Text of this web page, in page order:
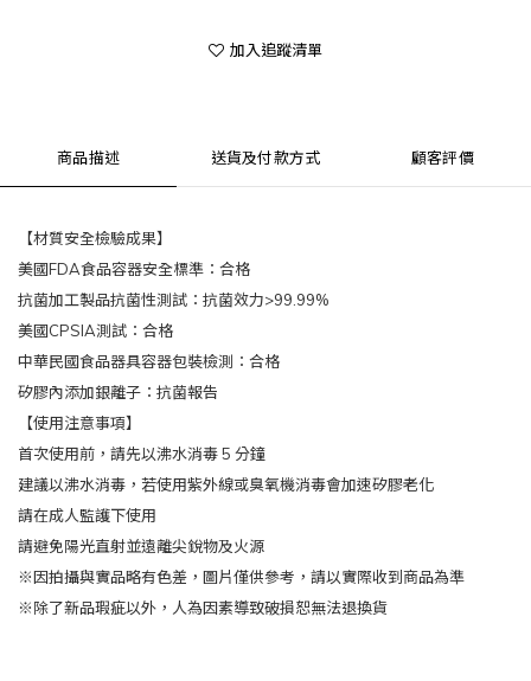
加入追蹤清單
商品描述 送貨及付款方式 顧客評價
【材質安全檢驗成果】
美國FDA食品容器安全標準：合格
抗菌加工製品抗菌性測試：抗菌效力>99.99%
美國CPSIA測試：合格
中華民國食品器具容器包裝檢測：合格
矽膠內添加銀離子：抗菌報告
【使用注意事項】
首次使用前，請先以沸水消毒 5 分鐘
建議以沸水消毒，若使用紫外線或臭氧機消毒會加速矽膠老化
請在成人監護下使用
請避免陽光直射並遠離尖銳物及火源
※因拍攝與實品略有色差，圖片僅供參考，請以實際收到商品為準
※除了新品瑕疵以外，人為因素導致破損恕無法退換貨